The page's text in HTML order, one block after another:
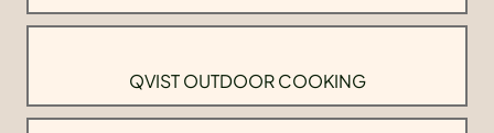
QVIST OUTDOOR COOKING